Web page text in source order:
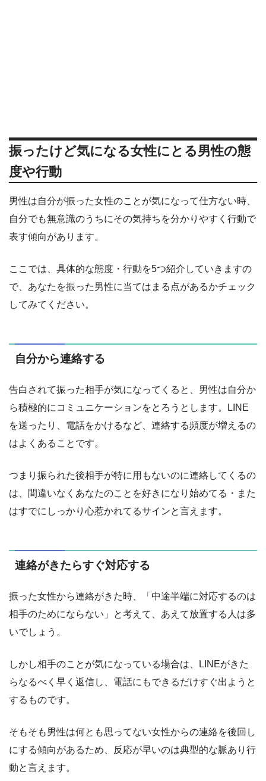
振ったけど気になる女性にとる男性の態
度や行動
男性は自分が振った女性のことが気になって仕方ない時、
自分でも無意識のうちにその気持ちを分かりやすく行動で
表す傾向があります。
ここでは、具体的な態度・行動を5つ紹介していきますの
で、あなたを振った男性に当てはまる点があるかチェック
してみてください。
自分から連絡する
告白されて振った相手が気になってくると、男性は自分か
ら積極的にコミュニケーションをとろうとします。LINE
を送ったり、電話をかけるなど、連絡する頻度が増えるの
はよくあることです。
つまり振られた後相手が特に用もないのに連絡してくるの
は、間違いなくあなたのことを好きになり始めてる・また
はすでにしっかり心惹かれてるサインと言えます。
連絡がきたらすぐ対応する
振った女性から連絡がきた時、「中途半端に対応するのは
相手のためにならない」と考えて、あえて放置する人は多
いでしょう。
しかし相手のことが気になっている場合は、LINEがきた
らなるべく早く返信し、電話にもできるだけすぐ出ようと
するものです。
そもそも男性は何とも思ってない女性からの連絡を後回し
にする傾向があるため、反応が早いのは典型的な脈あり行
動と言えます。